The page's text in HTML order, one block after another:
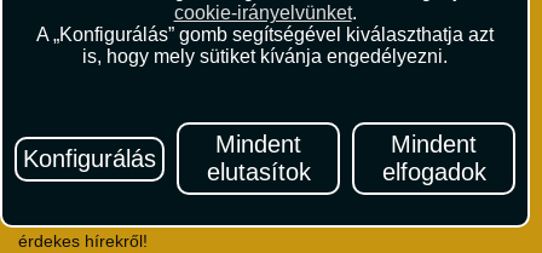
cookie-irányelvünket.
A „Konfigurálás” gomb segítségével kiválaszthatja azt
is, hogy mely sütiket kívánja engedélyezni.
Konfigurálás
Mindent
elutasítok
Mindent
elfogadok
Utasbiztosítás Szerződési Feltételek
Repülőjegy Szerződési Feltételek
Adatvédelem
Hírlevél
Iratkozzon fel Magyarország egyik legszínesebb utazási
érdekes hírekről!